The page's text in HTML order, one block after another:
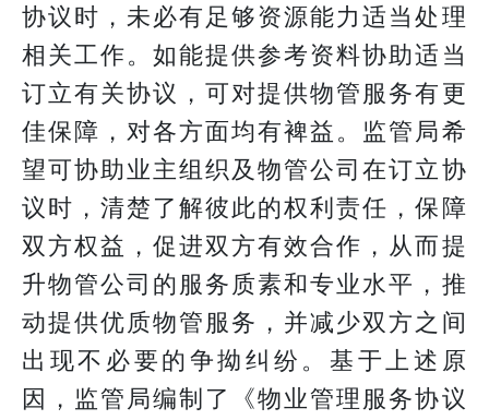
协议时，未必有足够资源能力适当处理
相关工作。如能提供参考资料协助适当
订立有关协议，可对提供物管服务有更
佳保障，对各方面均有裨益。监管局希
望可协助业主组织及物管公司在订立协
议时，清楚了解彼此的权利责任，保障
双方权益，促进双方有效合作，从而提
升物管公司的服务质素和专业水平，推
动提供优质物管服务，并减少双方之间
出现不必要的争拗纠纷。基于上述原
因，监管局编制了《物业管理服务协议